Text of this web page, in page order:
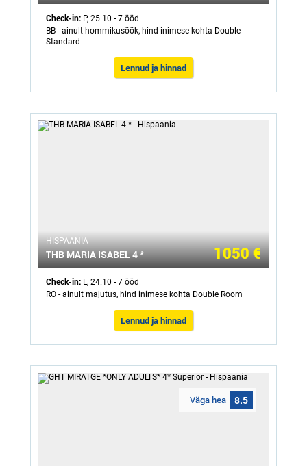
Check-in: P, 25.10 - 7 ööd
BB - ainult hommikusöök, hind inimese kohta Double
Standard
Lennud ja hinnad
HISPAANIA
THB MARIA ISABEL 4 * 1050 €
Check-in: L, 24.10 - 7 ööd
RO - ainult majutus, hind inimese kohta Double Room
Lennud ja hinnad
Väga hea 8.5